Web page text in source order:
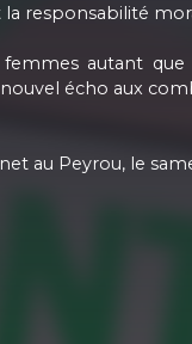
responsabilité
autant
écho aux
au Peyrou, le